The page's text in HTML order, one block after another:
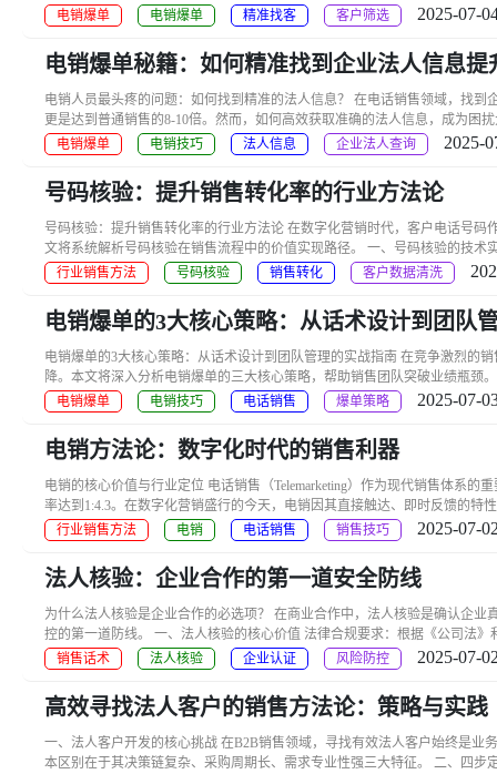
电销爆单
电销爆单 精准找客 客户筛选 2025-07-
电销爆单秘籍：如何精准找到企业法人信息提
电销人员最头疼的问题：如何找到精准的法人信息？ 在电话销售领域，找
更是达到普通销售的8-10倍。然而，如何高效获取准确的法人信息，成为困
电销爆单
电销技巧 法人信息 企业法人查询 2025-
号码核验：提升销售转化率的行业方法论
号码核验：提升销售转化率的行业方法论 在数字化营销时代，客户电话号
文将系统解析号码核验在销售流程中的价值实现路径。 一、号码核验的技术
行业销售方法
号码核验 销售转化 客户数据清洗
电销爆单的3大核心策略：从话术设计到团队
电销爆单的3大核心策略：从话术设计到团队管理的实战指南 在竞争激烈的
降。本文将深入分析电销爆单的三大核心策略，帮助销售团队突破业绩瓶颈
电销爆单
电销技巧 电话销售 爆单策略 2025-07-
电销方法论：数字化时代的销售利器
电销的核心价值与行业定位 电话销售（Telemarketing）作为现代销售体系
率达到1:4.3。在数字化营销盛行的今天，电销因其直接触达、即时反馈的特
行业销售方法
电销 电话销售 销售技巧 2025-07-
法人核验：企业合作的第一道安全防线
为什么法人核验是企业合作的必选项？ 在商业合作中，法人核验是确认企
控的第一道防线。 一、法人核验的核心价值 法律合规要求：根据《公司法
销售话术
法人核验 企业认证 风险防控 2025-07-
高效寻找法人客户的销售方法论：策略与实践
一、法人客户开发的核心挑战 在B2B销售领域，寻找有效法人客户始终是
本区别在于其决策链复杂、采购周期长、需求专业性强三大特征。 二、四步